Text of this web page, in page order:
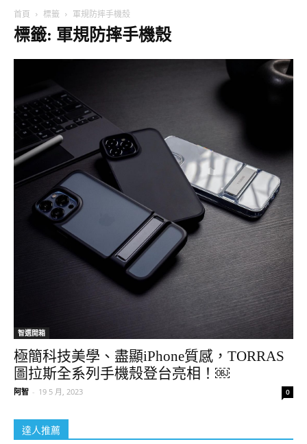
首頁 標籤 軍規防摔手機殼
標籤: 軍規防摔手機殼
智選開箱
極簡科技美學、盡顯iPhone質感，TORRAS
圖拉斯全系列手機殼登台亮相！￼
阿智 - 19 5 月, 2023 0
達人推薦